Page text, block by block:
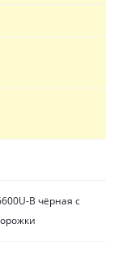
B чёрная c